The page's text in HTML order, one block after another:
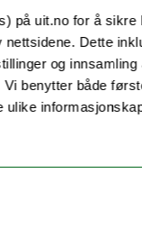
på uit.no for å sikre
Dette
og innsamling
benytter både
ulike
i
H23